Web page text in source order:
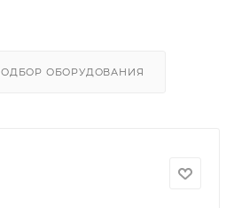
ОБОРУДОВАНИЯ